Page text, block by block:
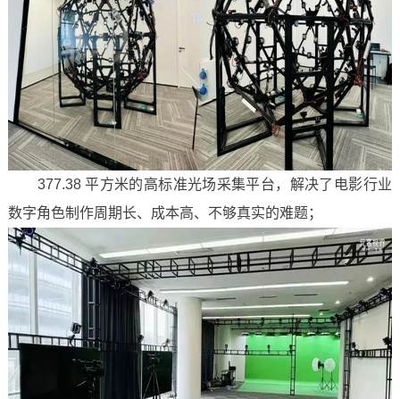
377.38 平方米的高标准光场采集平台，解决了电影行业
数字角色制作周期长、成本高、不够真实的难题；